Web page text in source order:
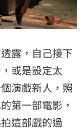
露，自己接下
或是設定太
演戲新人，照
第一部電影，
這部戲的過